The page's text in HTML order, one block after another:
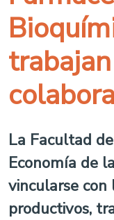
La Facultad
Economía de
vincularse con
productivos,